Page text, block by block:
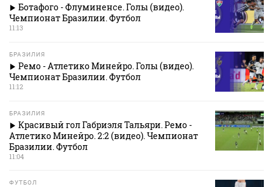
Ботафого - Флуминенсе. Голы (видео).
Чемпионат Бразилии. Футбол
11:13
БРАЗИЛИЯ
Ремо - Атлетико Минейро. Голы (видео).
Чемпионат Бразилии. Футбол
11:12
БРАЗИЛИЯ
Красивый гол Габриэля Тальяри. Ремо -
Атлетико Минейро. 2:2 (видео). Чемпионат
Бразилии. Футбол
11:04
ФУТБОЛ